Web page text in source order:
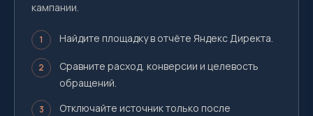
кампании.
1 Найдите площадку в отчёте Яндекс Директа.
2
Сравните расход, конверсии и целевость
обращений.
3
Отключайте источник только после